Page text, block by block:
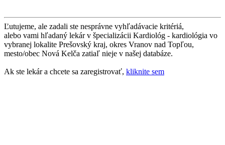
Ľutujeme, ale zadali ste nesprávne vyhľadávacie kritériá,
alebo vami hľadaný lekár v špecializácii Kardiológ - kardiológia vo
vybranej lokalite Prešovský kraj, okres Vranov nad Topľou,
mesto/obec Nová Kelča zatiaľ nieje v našej databáze.
Ak ste lekár a chcete sa zaregistrovať, kliknite sem